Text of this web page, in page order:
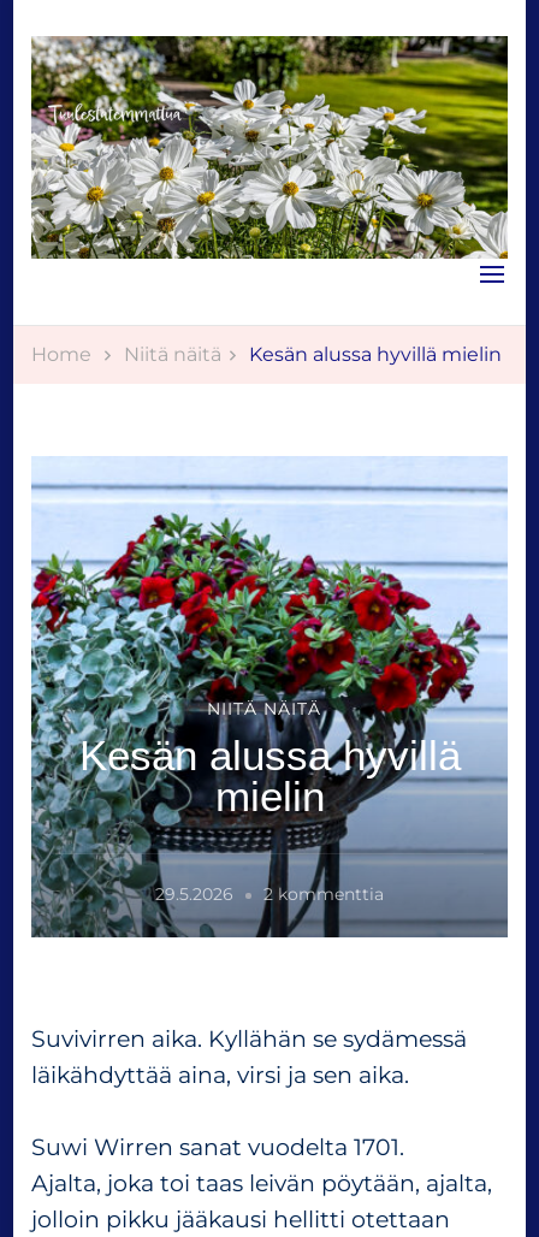
Tuulestatemmattua
Home Niitä näitä Kesän alussa hyvillä mielin
NIITÄ NÄITÄ
Kesän alussa hyvillä
mielin
29.5.2026 2 kommenttia
r
k
l
i
n
K
e
Suvivirren aika. Kyllähän se sydämessä
läikähdyttää aina, virsi ja sen aika.
Suwi Wirren sanat vuodelta 1701.
Ajalta, joka toi taas leivän pöytään, ajalta,
jolloin pikku jääkausi hellitti otettaan